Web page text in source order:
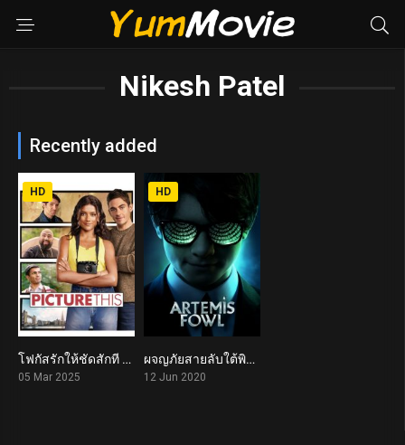
Nikesh Patel
Recently added
5.1
HD
โฟกัสรักให้ชัดสักที Picture This (2025)
05 Mar 2025
4.1
HD
ผจญภัยสายลับใต้พิภพ Artemis Fowl (2020)
12 Jun 2020